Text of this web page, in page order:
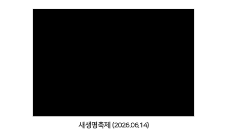
새생명축제 (2026.06.14)